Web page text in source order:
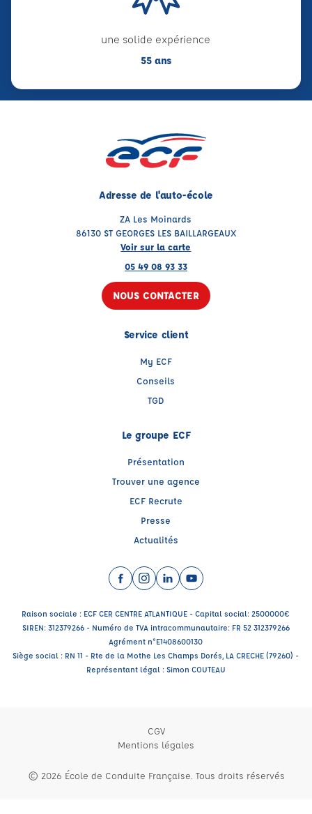
une solide expérience
55 ans
Adresse de l'auto-école
ZA Les Moinards
86130 ST GEORGES LES BAILLARGEAUX
Voir sur la carte
05 49 08 93 33
NOUS CONTACTER
Service client
My ECF
Conseils
TGD
Le groupe ECF
Présentation
Trouver une agence
ECF Recrute
Presse
Actualités
Facebook (nouvelle fenêtre)
Instagram (nouvelle fenêtre)
LinkedIn (nouvelle fenêtre)
YouTube (nouvelle
Raison sociale : ECF CER CENTRE ATLANTIQUE - Capital social: 2500000€
SIREN: 312379266 - Numéro de TVA intracommunautaire: FR 52 312379266
Agrément n°E1408600130
Siège social : RN 11 - Rte de la Mothe Les Champs Dorés, LA CRECHE (79260) -
Représentant légal : Simon COUTEAU
CGV
Mentions légales
© 2026 École de Conduite Française. Tous droits réservés